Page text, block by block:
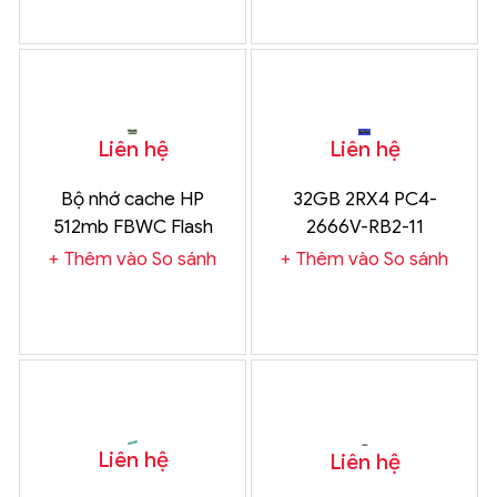
Liên hệ
Bộ nhớ cache HP
512mb FBWC Flash
Backed Write Cache
610672-001 661069-
Thêm vào So sánh
Liên hệ
32GB 2RX4 PC4-
2666V-RB2-11
Thêm vào So sánh
Liên hệ Liên hệ